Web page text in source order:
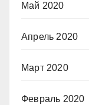
Май 2020
Апрель 2020
Март 2020
Февраль 2020